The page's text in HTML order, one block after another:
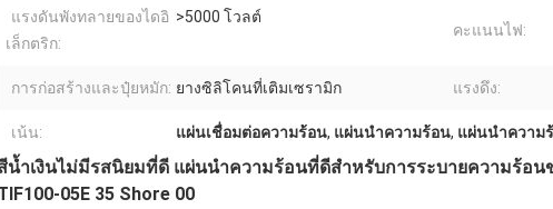
แรงดันพังทลายของไดอิ
เล็กตริก:
>5000 โวลต์
คะแนนไฟ:
การก่อสร้างและปุ๋ยหมัก: ยางซิลิโคนที่เติมเซรามิก แรงดึง:
เน้น: แผ่นเชื่อมต่อความร้อน, แผ่นนำความร้อน, แผ่นนำความ
น้ำเงินไม่มีรสนิยมที่ดี แผ่นนำความร้อนที่ดีสำหรับการระบายความร้อนข
05E 35 Shore 00